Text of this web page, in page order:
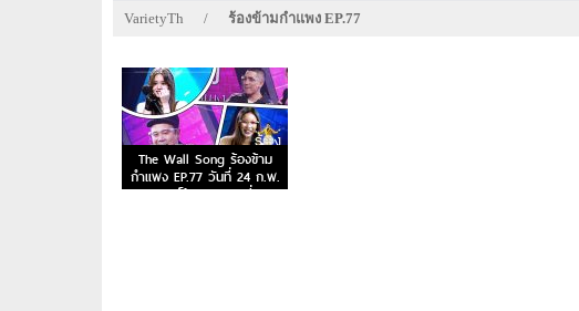
VarietyTh / ร้องข้ามกำแพง EP.77
The Wall Song ร้องข้าม
กำแพง EP.77 วันที่ 24 ก.พ.
65 โต้ง มุก แอลลี่